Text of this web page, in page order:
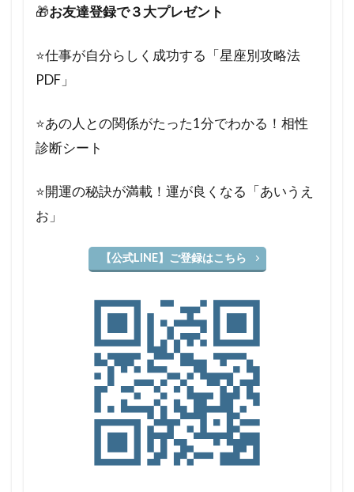
🎁お友達登録で３大プレゼント
⭐️仕事が自分らしく成功する「星座別攻略法
PDF」
⭐️あの人との関係がたった1分でわかる！相性
診断シート
⭐️開運の秘訣が満載！運が良くなる「あいうえ
お」
【公式LINE】ご登録はこちら